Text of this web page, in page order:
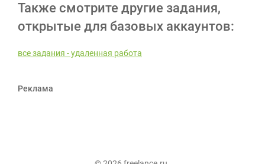
Также смотрите другие задания,
открытые для базовых аккаунтов:
все задания - удаленная работа
Реклама